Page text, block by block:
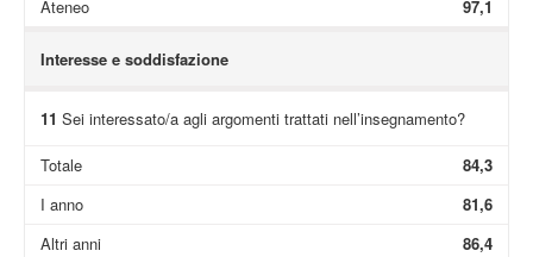
Ateneo
97,1
Interesse e soddisfazione
11 Sei interessato/a agli argomenti trattati nell’insegnamento?
Totale
84,3
I anno
81,6
Altri anni
86,4